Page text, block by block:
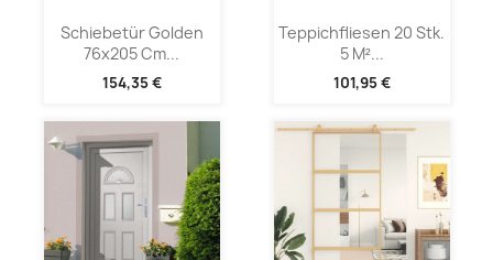
Schiebetür Golden
76x205 Cm...
154,35 €
Teppichfliesen 20 Stk.
5 M²...
101,95 €